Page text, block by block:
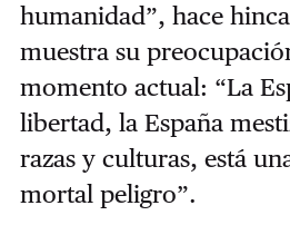
humanidad”, hace
muestra su
momento actual: “La
libertad, la España
razas y culturas, está
mortal peligro”.